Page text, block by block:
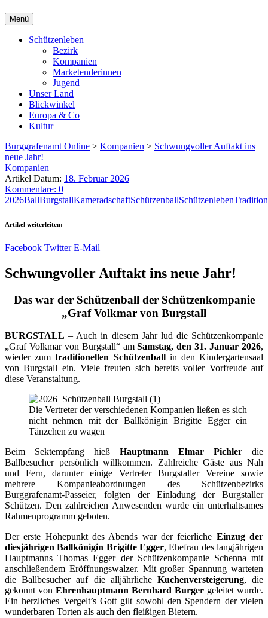
Menü
Schützenleben
Bezirk
Kompanien
Marketenderinnen
Jugend
Unser Land
Blickwinkel
Europa & Co
Kultur
Burggrafenamt Online > Kompanien > Schwungvoller Auftakt ins
neue Jahr!
Kompanien
Artikel Datum: 18. Februar 2026
Kommentare: 0
2026BallBurgstallKameradschaftSchützenballSchützenlebenTradition
Artikel weiterleiten:
Facebook Twitter E-Mail
Schwungvoller Auftakt ins neue Jahr!
Das war der Schützenball der Schützenkompanie
„Graf Volkmar von Burgstall
BURGSTALL – Auch in diesem Jahr lud die Schützenkompanie
„Graf Volkmar von Burgstall“ amSamstag, den 31. Januar 2026,
wieder zumtraditionellen Schützenballin den Kindergartensaal
von Burgstall ein. Viele freuten sich bereits voller Vorfreude auf
diese Veranstaltung.
Die Vertreter der verschiedenen Kompanien ließen es sich
nicht nehmen mit der Ballkönigin Brigitte Egger ein
Tänzchen zu wagen
Beim Sektempfang hieß Hauptmann Elmar Pichler die
Ballbesucher persönlich willkommen. Zahlreiche Gäste aus Nah
und Fern, darunter einige Vertreter Burgstaller Vereine sowie
mehrere Kompanieabordnungen des Schützenbezirks
Burggrafenamt-Passeier, folgten der Einladung der Burgstaller
Schützen. Den zahlreichen Anwesenden wurde ein unterhaltsames
Rahmenprogramm geboten.
Der erste Höhepunkt des Abends war der feierliche Einzug der
diesjährigen Ballkönigin Brigitte Egger, Ehefrau des langjährigen
Hauptmanns Thomas Egger der Schützenkompanie Schenna mit
anschließendem Eröffnungswalzer. Mit großer Spannung warteten
die Ballbesucher auf die alljährliche Kuchenversteigerung, die
gekonnt von Ehrenhauptmann Bernhard Burger geleitet wurde.
Ein herzliches Vergelt’s Gott gilt sowohl den Spendern der vielen
wunderbaren Torten als auch den fleißigen Bietern.